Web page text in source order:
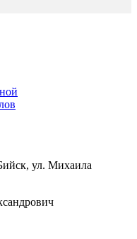
ул. Михаила